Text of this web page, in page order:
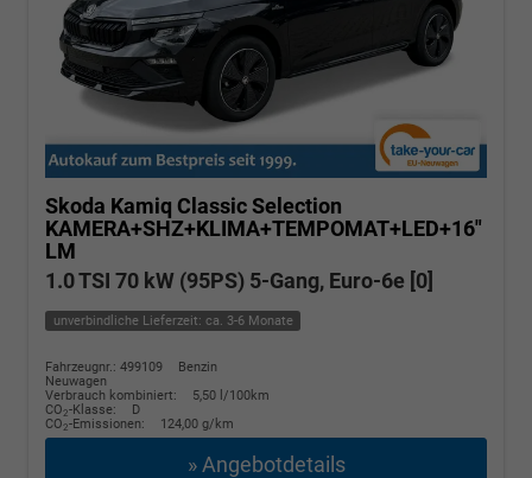
Skoda Kamiq Classic Selection
KAMERA+SHZ+KLIMA+TEMPOMAT+LED+16"
LM
1.0 TSI 70 kW (95PS) 5-Gang, Euro-6e [0]
unverbindliche Lieferzeit: ca. 3-6 Monate
Fahrzeugnr.: 499109
Benzin
Neuwagen
Verbrauch kombiniert:
5,50 l/100km
CO2-Klasse:
D
CO2-Emissionen: 124,00 g/km
» Angebotdetails